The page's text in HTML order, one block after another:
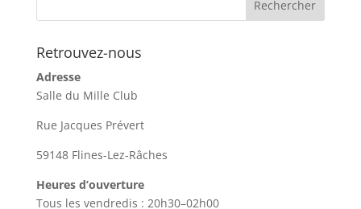
Retrouvez-nous
Adresse
Salle du Mille Club
Rue Jacques Prévert
59148 Flines-Lez-Râches
Heures d’ouverture
Tous les vendredis : 20h30–02h00